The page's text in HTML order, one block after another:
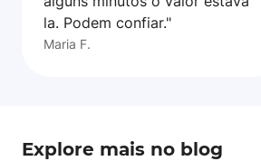
la. Podem confiar."
Maria F.
Explore mais no blog